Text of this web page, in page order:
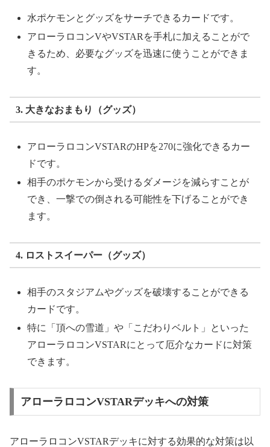
水ポケモンとグッズをサーチできるカードです。
アローラロコンVやVSTARを手札に加えることがで
きるため、必要なグッズを迅速に使うことができま
す。
3. 大きなおまもり（グッズ）
アローラロコンVSTARのHPを270に強化できるカー
ドです。
相手のポケモンから受けるダメージを減らすことが
でき、一撃での倒される可能性を下げることができ
ます。
4. ロストスイーパー（グッズ）
相手のスタジアムやグッズを破壊することができる
カードです。
特に「頂への雪道」や「こだわりベルト」といった
アローラロコンVSTARにとって厄介なカードに対策
できます。
アローラロコンVSTARデッキへの対策
アローラロコンVSTARデッキに対する効果的な対策は以